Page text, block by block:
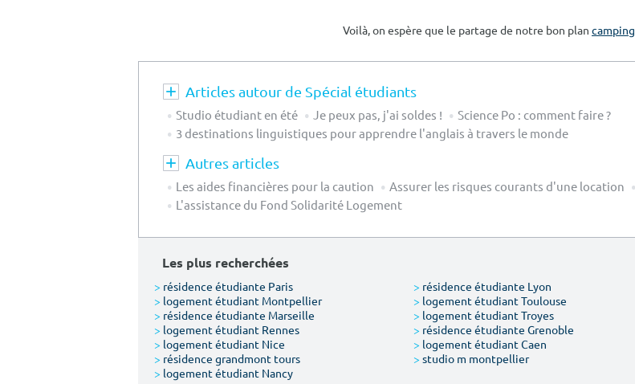
Voilà, on espère que le partage de notre bon plan camping
Articles autour de Spécial étudiants
Studio étudiant en été Je peux pas, j'ai soldes !
Science Po : comment faire ?
3 destinations linguistiques pour apprendre l'anglais à travers le monde
Autres articles
Les aides financières pour la caution Assurer les risques courants d'une location
L'assistance du Fond Solidarité Logement
Les plus recherchées
> résidence étudiante Paris > résidence étudiante Lyon
> logement étudiant Montpellier > logement étudiant Toulouse
> résidence étudiante Marseille > logement étudiant Troyes
> logement étudiant Rennes > résidence étudiante Grenoble
> logement étudiant Nice > logement étudiant Caen
> résidence grandmont tours > studio m montpellier
> logement étudiant Nancy